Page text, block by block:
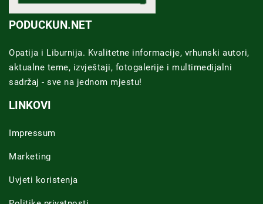
PODUCKUN.NET
Opatija i Liburnija. Kvalitetne informacije, vrhunski autori,
aktualne teme, izvještaji, fotogalerije i multimedijalni
sadržaj - sve na jednom mjestu!
LINKOVI
Impressum
Marketing
Uvjeti koristenja